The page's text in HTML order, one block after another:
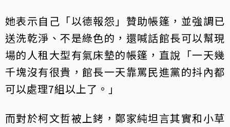
她表示自己「以德報怨」贊助帳篷，並強調已
送洗乾淨、不是綠色的，還喊話館長可以幫現
場的人租大型有氣床墊的帳篷，直說「一天幾
千塊沒有很貴，館長一天靠罵民進黨的抖內都
可以處理7組以上了。」
而對於柯文哲被上銬，鄭家純坦言其實和小草